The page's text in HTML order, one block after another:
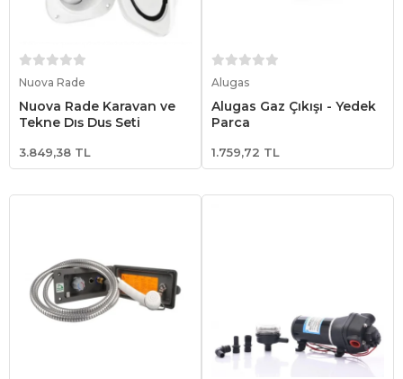
Nuova Rade
Nuova Rade Karavan ve
Tekne Dış Duş Seti
3.849,38 TL
Alugas
Alugas Gaz Çıkışı - Yedek
Parça
1.759,72 TL